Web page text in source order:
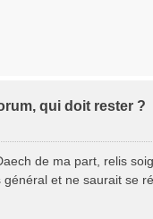
qui doit rester ?
de ma part, relis
et ne saurait se